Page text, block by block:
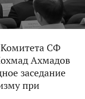
Комитета СФ
Ахмадов
заседание
при